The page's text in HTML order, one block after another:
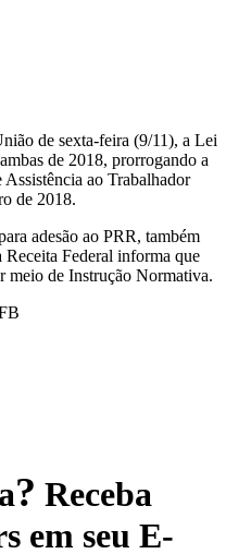
de sexta-feira (9/11), a Lei
de 2018, prorrogando a
Assistência ao Trabalhador
de 2018.
adesão ao PRR, também
Federal informa que
meio de Instrução Normativa.
? Receba
em seu E-